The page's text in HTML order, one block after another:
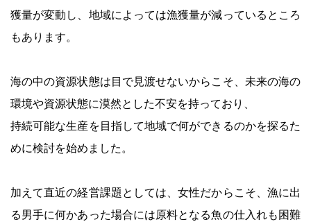
獲量が変動し、地域によっては漁獲量が減っているところ
もあります。
海の中の資源状態は目で見渡せないからこそ、未来の海の
環境や資源状態に漠然とした不安を持っており、
持続可能な生産を目指して地域で何ができるのかを探るた
めに検討を始めました。
加えて直近の経営課題としては、女性だからこそ、漁に出
る男手に何かあった場合には原料となる魚の仕入れも困難